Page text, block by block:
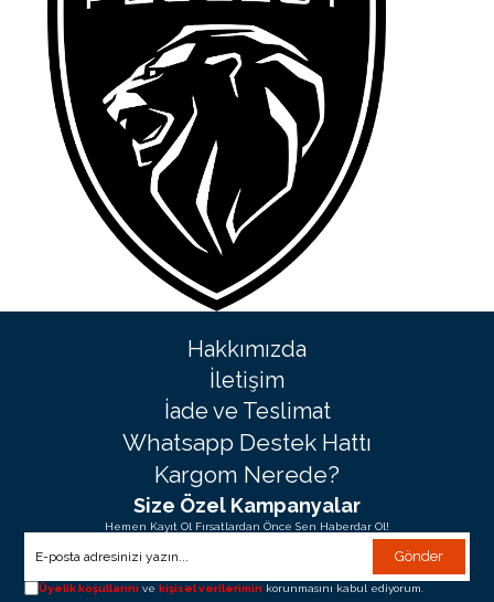
Hakkımızda
İletişim
İade ve Teslimat
Whatsapp Destek Hattı
Kargom Nerede?
Size Özel Kampanyalar
Hemen Kayıt Ol Fırsatlardan Önce Sen Haberdar Ol!
Gönder
Üyelik koşullarını vekişisel verilerimin korunmasını kabul ediyorum.